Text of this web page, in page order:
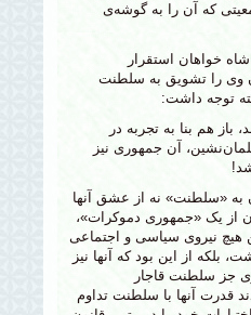
که آن را به گوشه‌ی
خواهان استقرار
وی را تشویق به سلطنت
توجه داشت:
باز هم بنا به تجربه در
آن جمهوری نیز
به «سلطنت» نه از عشق آنها
از یک «جمهوری دموکرات»،
هیچ نیروی سیاسی و اجتماعی
بلکه از این بود که آنها نیز
جز سلطنت قاجار
قدرت آنها با سلطنت تداوم